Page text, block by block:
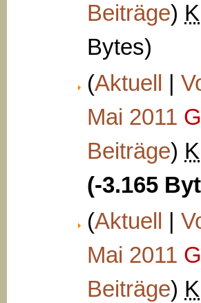
Beiträge) K
Bytes)
(Aktuell |
Mai 2011
Beiträge) K
(-3.165
(Aktuell |
Mai 2011
Beiträge) K